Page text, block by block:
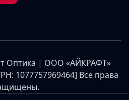
Оптика | ООО «АЙКРАФТ»
1077757969464] Все права